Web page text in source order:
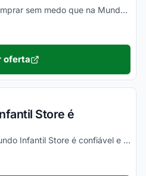
Sem dúvidas, sim! Pode comprar sem medo que na Mundo Infantil Store só tem produto bom e barato. Ative seu desconto MIS e confira!
oferta
Store é
Positivo! Sem dúvidas a Mundo Infantil Store é confiável e segura para compras online. Basta conferir no Reclame Aqui Mundo Infantil Store, ler as respostas da empresa e aprovação...